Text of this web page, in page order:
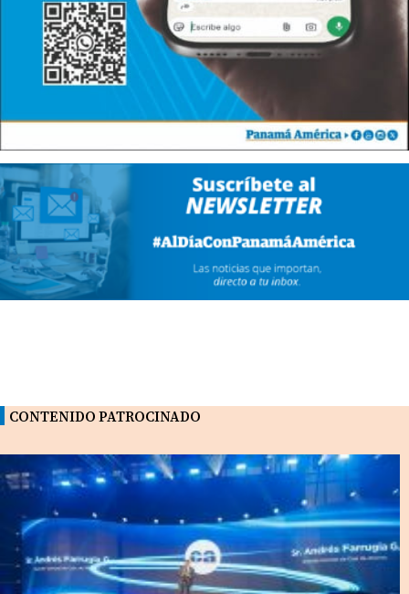
CONTENIDO PATROCINADO